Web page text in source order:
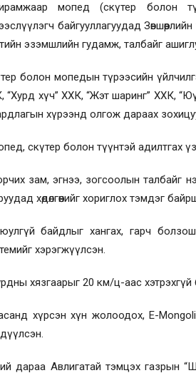
мопед (скүтер болон
байгууллагуудад
эзэмшлийн гудамж, талбайг
болон мопедын түрээсийн
“Хурд хүч” ХХК, “Жэт шаринг” ХХК,
хүрээнд олгож дараах
скүтер болон түүнтэй адилтгах
зам, эгнээ, зогсоолын талбайг
хөдөлгөөнийг хориглох тэмдэг
байдлыг хангах, гарч
хэрэгжүүлсэн.
хязгаарыг 20 км/ц-аас хэтрэхгүй
хүрсэн хүн жолоодох, Е-
дараа Авлигатай тэмцэх газрын